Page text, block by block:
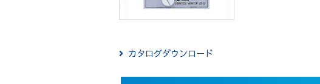
カタログダウンロード